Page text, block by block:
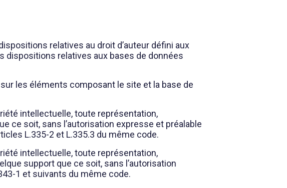
relatives au droit d’auteur défini aux
dispositions relatives aux bases de données
les éléments composant le site et la base de
intellectuelle, toute représentation,
ce soit, sans l’autorisation expresse et préalable
L.335-2 et L.335.3 du même code.
intellectuelle, toute représentation,
support que ce soit, sans l’autorisation
1 et suivants du même code.